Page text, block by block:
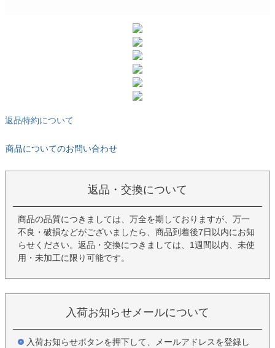
返品特約について
商品についてのお問い合わせ
返品・交換について
商品の品質につきましては、万全を期しておりますが、万一
不良・破損などがございましたら、商品到着後7日以内にお知
らせください。返品・交換につきましては、1週間以内、未使
用・未加工に限り可能です。
入荷お知らせメールについて
入荷お知らせボタンを押下して、メールアドレスを登録し